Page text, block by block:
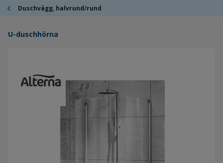
chevron_left Duschvägg, halvrund/rund
U-duschhörna